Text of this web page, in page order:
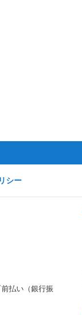
シー
払い（銀行振